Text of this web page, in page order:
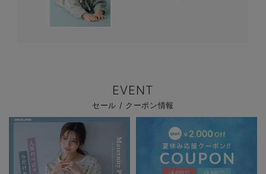
EVENT
セール / クーポン情報